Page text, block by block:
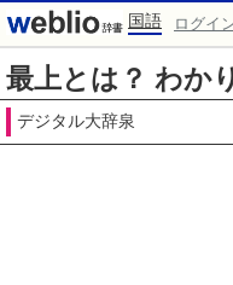
国語 ログイ
最上とは？ わか
デジタル大辞泉